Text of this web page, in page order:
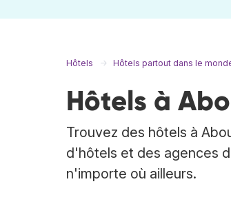
Hôtels Hôtels partout dans le
Hôtels à
Trouvez des hôtels à
d'hôtels et des agences
n'importe où ailleurs.